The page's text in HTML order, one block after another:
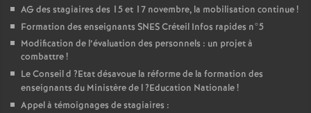
AG des stagiaires des 15 et 17 novembre, la mobilisation continue!
Formation des enseignants SNESCréteil Infos rapides n°5
Modification de l’évaluation des personnels : un projet à
combattre!
Le Conseil d ?Etat désavoue la réforme de la formation des
enseignants du Ministère de l?Education Nationale!
Appel à témoignages de stagiaires :